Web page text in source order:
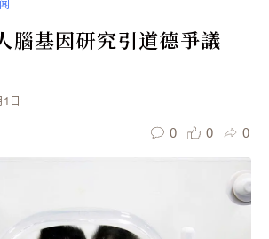
腦基因研究引道德爭議
日
0 0 0